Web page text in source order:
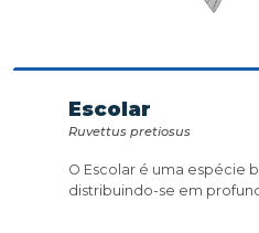
Escolar
Ruvettus pretiosus
O Escolar é uma espécie
distribuindo-se em